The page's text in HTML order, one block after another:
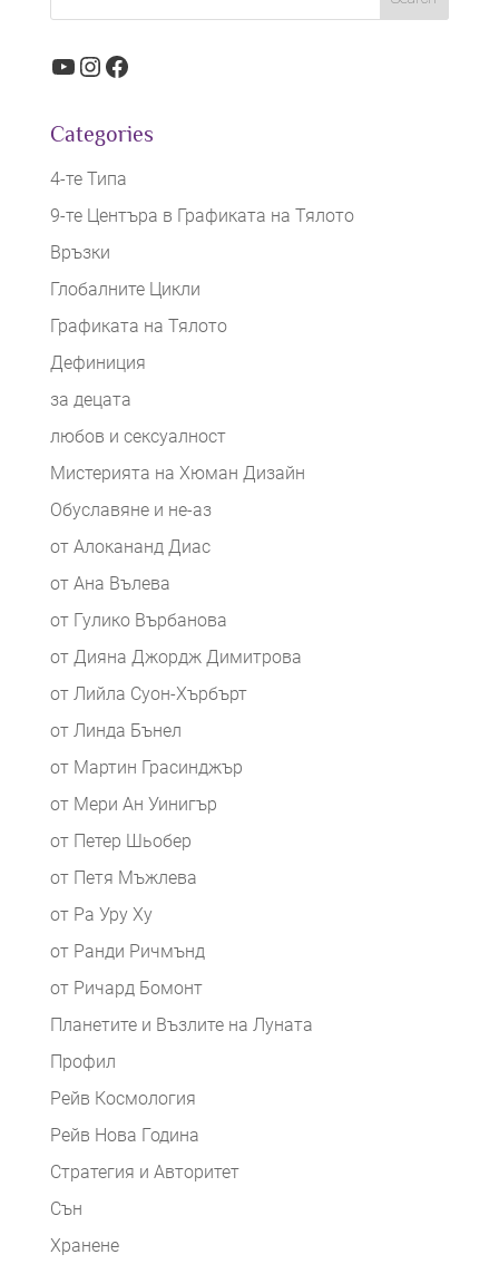
YouTube
Instagram
Facebook
Categories
4-те Типа
9-те Центъра в Графиката на Тялото
Връзки
Глобалните Цикли
Графиката на Тялото
Дефиниция
за децата
любов и сексуалност
Мистерията на Хюман Дизайн
Обуславяне и не-аз
от Алокананд Диас
от Ана Вълева
от Гулико Върбанова
от Дияна Джордж Димитрова
от Лийла Суон-Хърбърт
от Линда Бънел
от Мартин Грасинджър
от Мери Ан Уинигър
от Петер Шьобер
от Петя Мъжлева
от Ра Уру Ху
от Ранди Ричмънд
от Ричард Бомонт
Планетите и Възлите на Луната
Профил
Рейв Космология
Рейв Нова Година
Стратегия и Авторитет
Сън
Хранене